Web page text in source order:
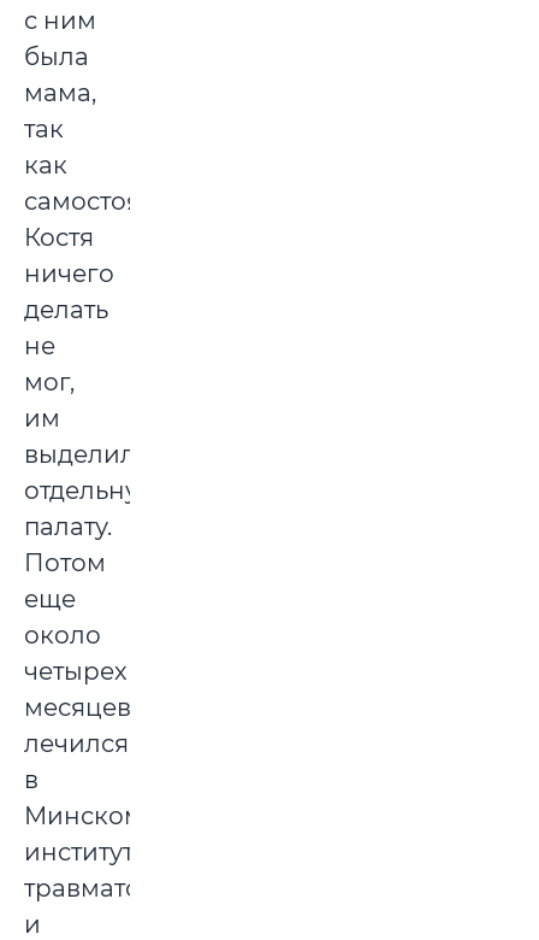
с ним
была
мама,
так
как
самостоятельно
Костя
ничего
делать
не
мог,
им
выделили
отдельную
палату.
Потом
еще
около
четырех
месяцев
лечился
в
Минском
институте
травматологии
и